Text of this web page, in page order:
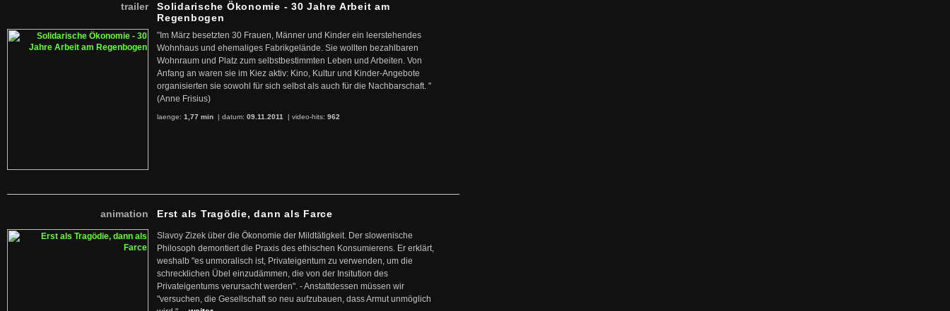
trailer
Solidarische Ökonomie - 30 Jahre Arbeit am
Regenbogen
"Im März besetzten 30 Frauen, Männer und Kinder ein leerstehendes
Wohnhaus und ehemaliges Fabrikgelände. Sie wollten bezahlbaren
Wohnraum und Platz zum selbstbestimmten Leben und Arbeiten. Von
Anfang an waren sie im Kiez aktiv: Kino, Kultur und Kinder-Angebote
organisierten sie sowohl für sich selbst als auch für die Nachbarschaft. "
(Anne Frisius)
laenge: 1,77 min | datum: 09.11.2011 | video-hits: 962
animation Erst als Tragödie, dann als Farce
Slavoy Zizek über die Ökonomie der Mildtätigkeit. Der slowenische
Philosoph demontiert die Praxis des ethischen Konsumierens. Er erklärt,
weshalb "es unmoralisch ist, Privateigentum zu verwenden, um die
schrecklichen Übel einzudämmen, die von der Insitution des
Privateigentums verursacht werden". - Anstattdessen müssen wir
"versuchen, die Gesellschaft so neu aufzubauen, dass Armut unmöglich